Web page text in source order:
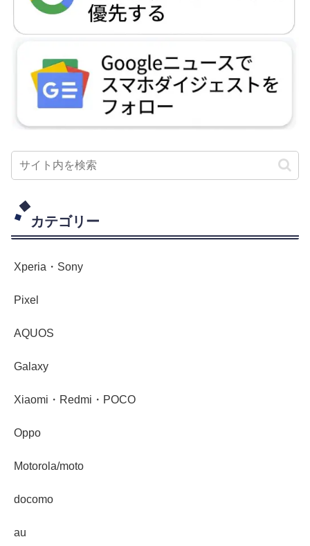
カテゴリー
Xperia・Sony
Pixel
AQUOS
Galaxy
Xiaomi・Redmi・POCO
Oppo
Motorola/moto
docomo
au